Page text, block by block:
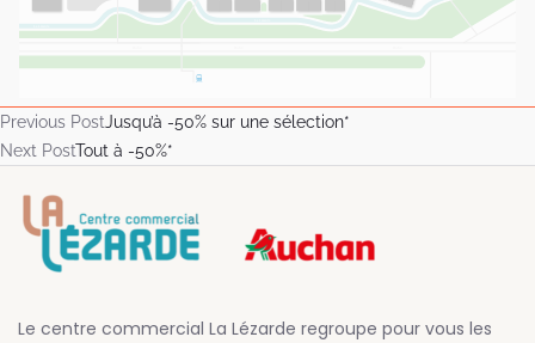
Previous PostJusqu’à -50% sur une sélection*
Next PostTout à -50%*
Le centre commercial La Lézarde regroupe pour vous les